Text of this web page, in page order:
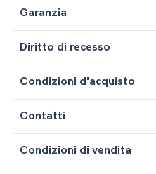
Garanzia
Diritto di recesso
Condizioni d'acquisto
Contatti
Condizioni di vendita